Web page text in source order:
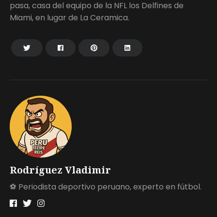
Rodríguez Vladimir
⚽ Periodista deportivo peruano, experto en fútbol.
pasa, casa del equipo de la NFL los Delfines de
Miami, en lugar de La Ceramica.